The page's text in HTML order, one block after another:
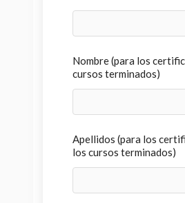
Nombre (para los
cursos terminados)
Apellidos (para los
los cursos terminados)